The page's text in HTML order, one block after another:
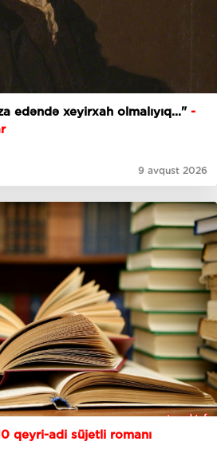
edəndə xeyirxah olmalıyıq..."-
9 avqust 2026
qeyri-adi süjetli romanı